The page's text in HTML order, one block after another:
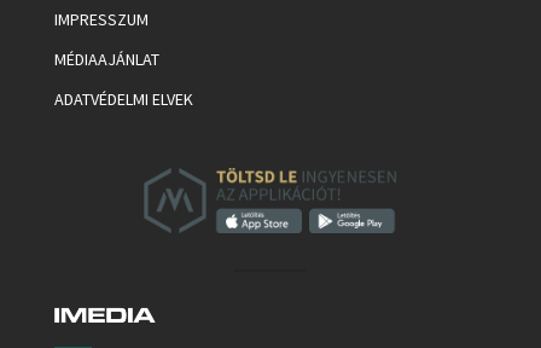
IMPRESSZUM
MÉDIAAJÁNLAT
ADATVÉDELMI ELVEK